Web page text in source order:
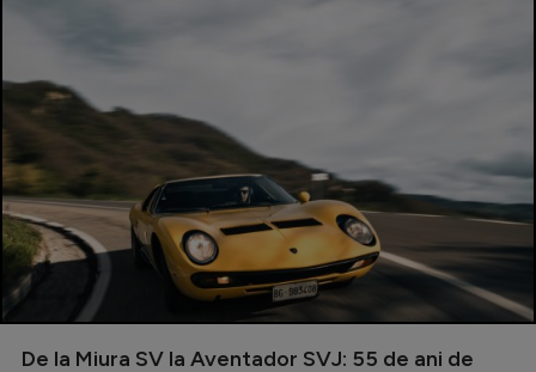
De la Miura SV la Aventador SVJ: 55 de ani de